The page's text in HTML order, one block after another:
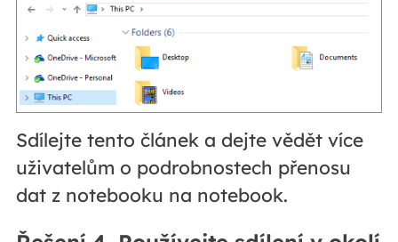
Sdílejte tento článek a dejte vědět více
uživatelům o podrobnostech přenosu
dat z notebooku na notebook.